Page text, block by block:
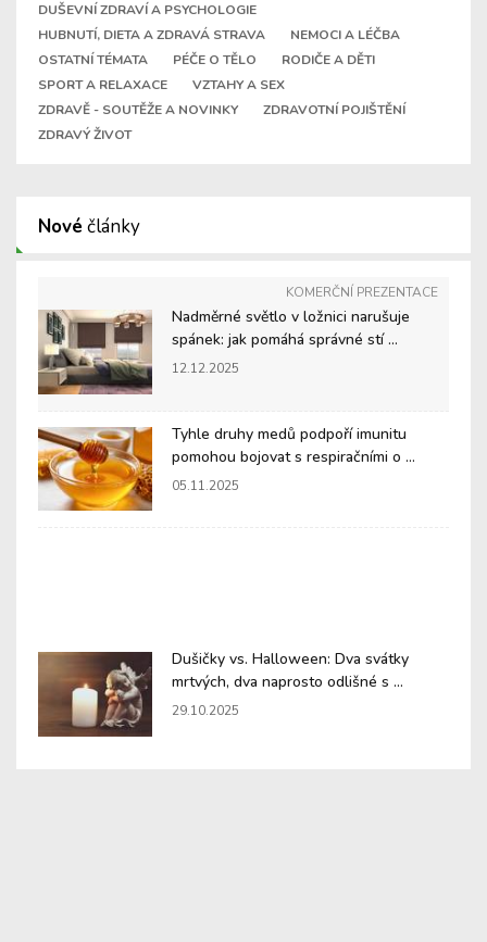
DUŠEVNÍ ZDRAVÍ A PSYCHOLOGIE
HUBNUTÍ, DIETA A ZDRAVÁ STRAVA
NEMOCI A LÉČBA
OSTATNÍ TÉMATA
PÉČE O TĚLO
RODIČE A DĚTI
SPORT A RELAXACE
VZTAHY A SEX
ZDRAVĚ - SOUTĚŽE A NOVINKY
ZDRAVOTNÍ POJIŠTĚNÍ
ZDRAVÝ ŽIVOT
Nové články
KOMERČNÍ PREZENTACE
Nadměrné světlo v ložnici narušuje
spánek: jak pomáhá správné stí ...
12.12.2025
Tyhle druhy medů podpoří imunitu
pomohou bojovat s respiračními o ...
05.11.2025
Dušičky vs. Halloween: Dva svátky
mrtvých, dva naprosto odlišné s ...
29.10.2025